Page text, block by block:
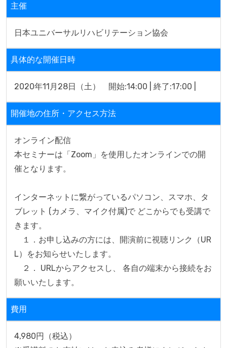
主催
日本ユニバーサルリハビリテーション協会
具体的な開催日時
2020年11月28日（土）　開始:14:00 | 終了:17:00 |
開催地の住所・アクセス方法
オンライン配信
本セミナーは「Zoom」を使用したオンラインでの開
催となります。
インターネットに繋がっているパソコン、スマホ、タ
ブレット (カメラ、マイク付属)で どこからでも受講で
きます。
１．お申し込みの方には、開演前に視聴リンク（UR
L）をお知らせいたします。
２． URLからアクセスし、 各自の端末から接続をお
願いいたします。
費用
4,980円（税込）